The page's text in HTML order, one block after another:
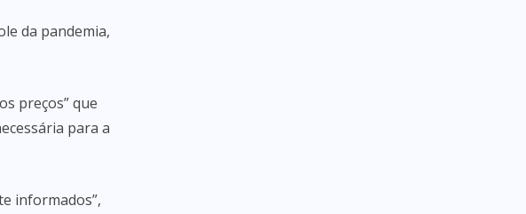
da pandemia,
preços” que
para a
informados”,